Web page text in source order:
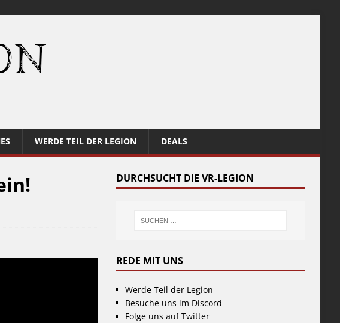
WERDE TEIL DER LEGION DEALS
DURCHSUCHT DIE VR-LEGION
REDE MIT UNS
Werde Teil der Legion
Besuche uns im Discord
Folge uns auf Twitter